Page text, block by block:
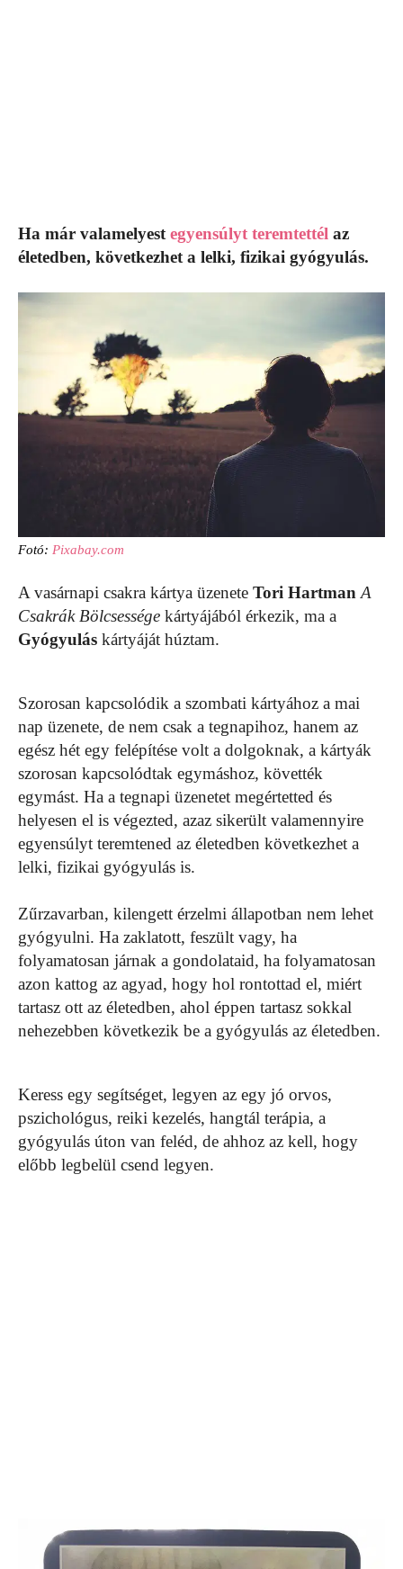
Ha már valamelyestegyensúlyt teremtettél az
életedben, következhet a lelki, fizikai gyógyulás.
Fotó: Pixabay.com
A vasárnapi csakra kártya üzenete Tori Hartman A
Csakrák Bölcsessége kártyájából érkezik, ma a
Gyógyulás kártyáját húztam.
Szorosan kapcsolódik a szombati kártyához a mai
nap üzenete, de nem csak a tegnapihoz, hanem az
egész hét egy felépítése volt a dolgoknak, a kártyák
szorosan kapcsolódtak egymáshoz, követték
egymást. Ha a tegnapi üzenetet megértetted és
helyesen el is végezted, azaz sikerült valamennyire
egyensúlyt teremtened az életedben következhet a
lelki, fizikai gyógyulás is.
Zűrzavarban, kilengett érzelmi állapotban nem lehet
gyógyulni. Ha zaklatott, feszült vagy, ha
folyamatosan járnak a gondolataid, ha folyamatosan
azon kattog az agyad, hogy hol rontottad el, miért
tartasz ott az életedben, ahol éppen tartasz sokkal
nehezebben következik be a gyógyulás az életedben.
Keress egy segítséget, legyen az egy jó orvos,
pszichológus, reiki kezelés, hangtál terápia, a
gyógyulás úton van feléd, de ahhoz az kell, hogy
előbb legbelül csend legyen.